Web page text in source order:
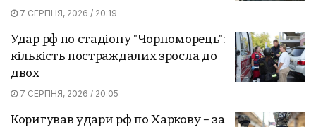
7 СЕРПНЯ, 2026 / 20:19
Удар рф по стадіону "Чорноморець":
кількість постраждалих зросла до
двох
7 СЕРПНЯ, 2026 / 20:05
Коригував удари рф по Харкову – за